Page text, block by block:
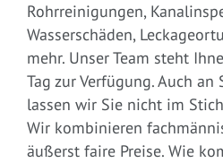
Rohrreinigungen,
Wasserschäden,
mehr. Unser Team steht
Tag zur Verfügung. Auch
lassen wir Sie nicht im
Wir kombinieren
äußerst faire Preise. Wie